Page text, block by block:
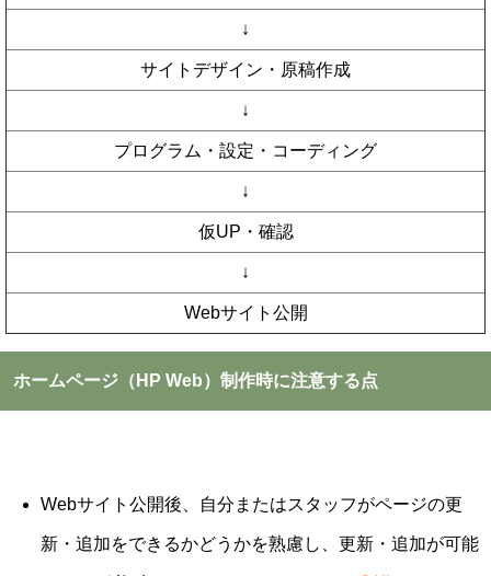
↓
サイトデザイン・原稿作成
↓
プログラム・設定・コーディング
↓
仮UP・確認
↓
Webサイト公開
ホームページ（HP Web）制作時に注意する点
Webサイト公開後、自分またはスタッフがページの更
新・追加をできるかどうかを熟慮し、更新・追加が可能